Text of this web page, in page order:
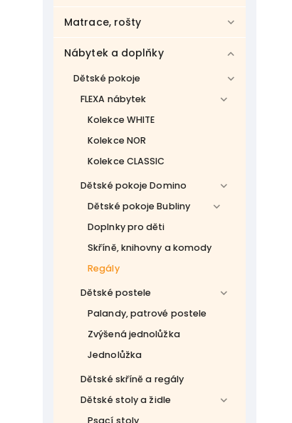
Matrace, rošty
Nábytek a doplňky
Dětské pokoje
FLEXA nábytek
Kolekce WHITE
Kolekce NOR
Kolekce CLASSIC
Dětské pokoje Domino
Dětské pokoje Bubliny
Doplnky pro děti
Skříně, knihovny a komody
Regály
Dětské postele
Palandy, patrové postele
Zvýšená jednolůžka
Jednolůžka
Dětské skříně a regály
Dětské stoly a židle
Psací stoly